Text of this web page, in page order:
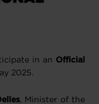
in an Official
2025.
, Minister of the